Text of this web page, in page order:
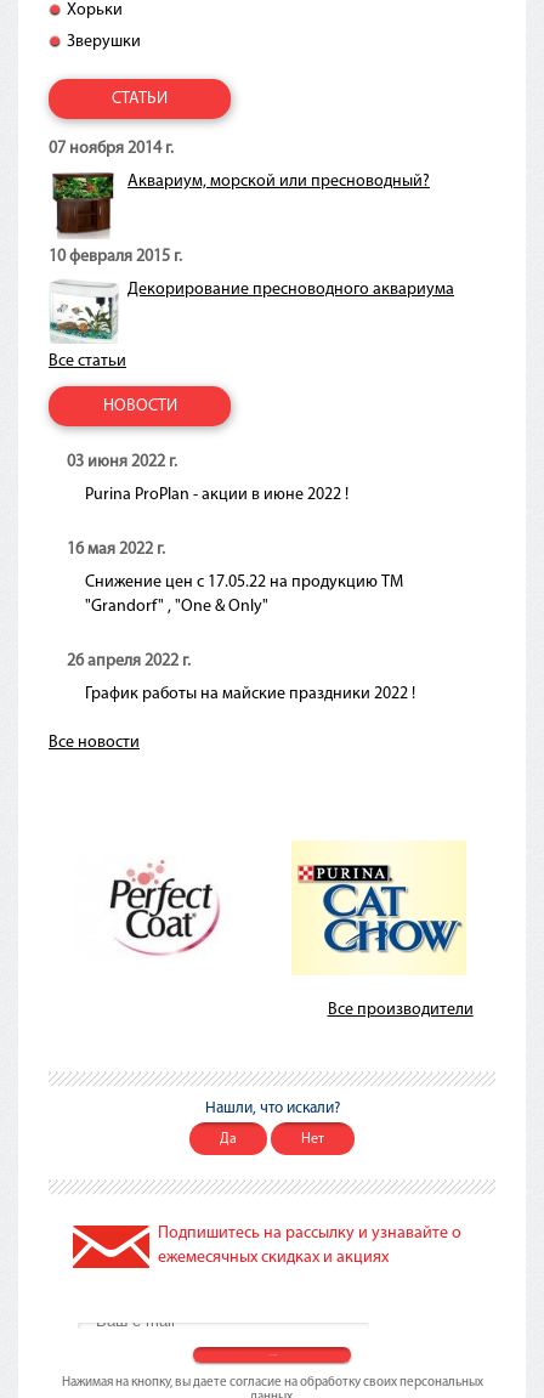
Хорьки
Зверушки
СТАТЬИ
07 ноября 2014 г.
Аквариум, морской или пресноводный?
10 февраля 2015 г.
Декорирование пресноводного аквариума
Все статьи
НОВОСТИ
03 июня 2022 г.
Purina ProPlan - акции в июне 2022 !
16 мая 2022 г.
Снижение цен с 17.05.22 на продукцию ТМ
"Grandorf" , "One & Only"
26 апреля 2022 г.
График работы на майские праздники 2022 !
Все новости
Все производители
Нашли, что искали?
Да Нет
Подпишитесь на рассылку и узнавайте о
ежемесячных скидках и акциях
Нажимая на кнопку, вы даете согласие на обработку своих персональных